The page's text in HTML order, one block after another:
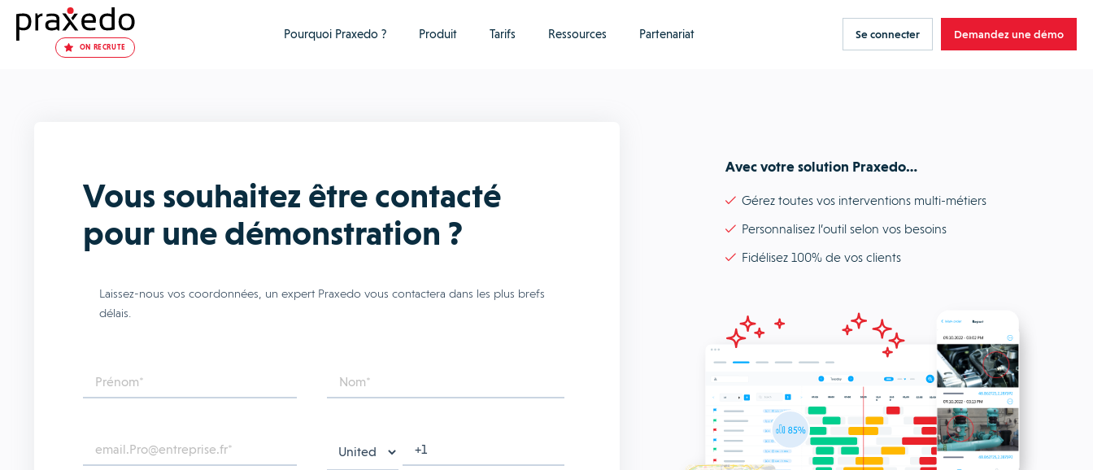
ON RECRUTE
Pourquoi Praxedo ? Produit Tarifs Ressources Partenariat Se connecter Demandez une démo
Avec votre solution Praxedo…
Gérez toutes vos interventions multi-métiers
Personnalisez l’outil selon vos besoins
Fidélisez 100% de vos clients